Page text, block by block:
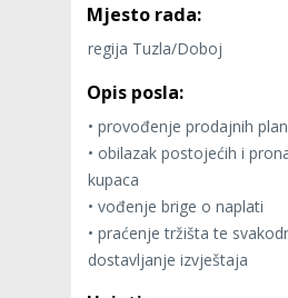
Mjesto rada:
regija Tuzla/Doboj
Opis posla:
• provođenje prodajnih
• obilazak postojećih i
kupaca
• vođenje brige o naplati
• praćenje tržišta te
dostavljanje izvještaja